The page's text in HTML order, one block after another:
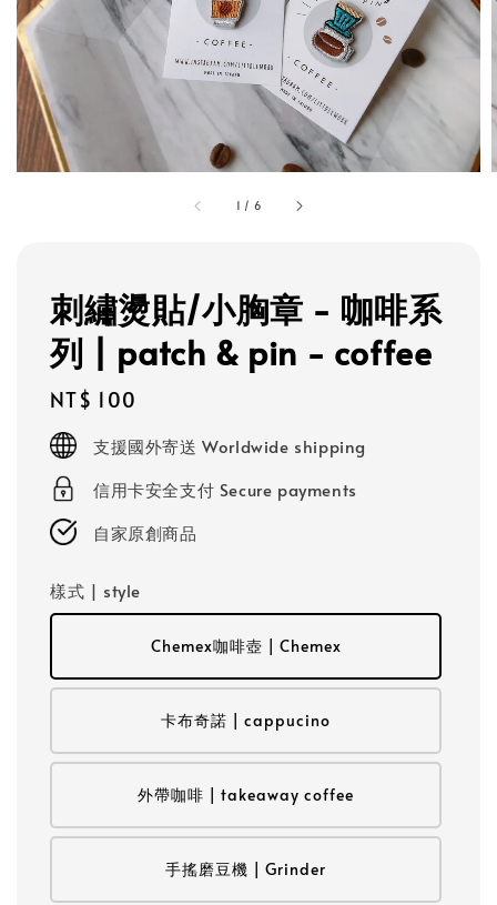
1 / 6
刺繡燙貼/小胸章 - 咖啡系
列 | patch & pin - coffee
Regular
price
NT$ 100
支援國外寄送 Worldwide shipping
信用卡安全支付 Secure payments
自家原創商品
樣式 | style
Chemex咖啡壺 | Chemex
卡布奇諾 | cappucino
外帶咖啡 | takeaway coffee
手搖磨豆機 | Grinder